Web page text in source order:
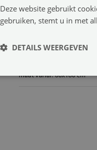
maat vanaf: 60x180 cm
Deze website gebruikt
gebruiken, stemt u in met
DETAILS WEERGEVEN